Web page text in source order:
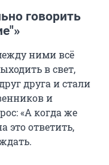
говорить
ними всё
в свет,
друга и стали
и
«А когда же
это ответить,